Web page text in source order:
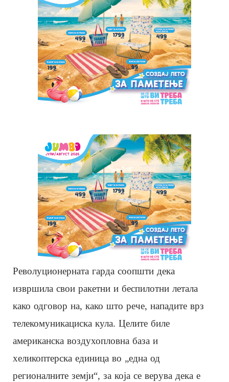
Револуционерната гарда соопшти дека
извршила свои ракетни и беспилотни летала
како одговор на, како што рече, нападите врз
телекомуникациска кула. ​​Целите биле
американска воздухопловна база и
хеликоптерска единица во „една од
регионалните земји“, за која се верува дека е